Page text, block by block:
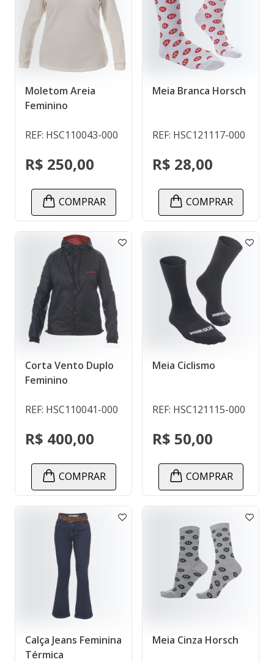
Moletom Areia
Feminino
REF: HSC110043-000
R$ 250,00
COMPRAR
Meia Branca Horsch
REF: HSC121117-000
R$ 28,00
COMPRAR
Corta Vento Duplo
Feminino
REF: HSC110041-000
R$ 400,00
COMPRAR
Meia Ciclismo
REF: HSC121115-000
R$ 50,00
COMPRAR
Calça Jeans Feminina
Térmica
Meia Cinza Horsch